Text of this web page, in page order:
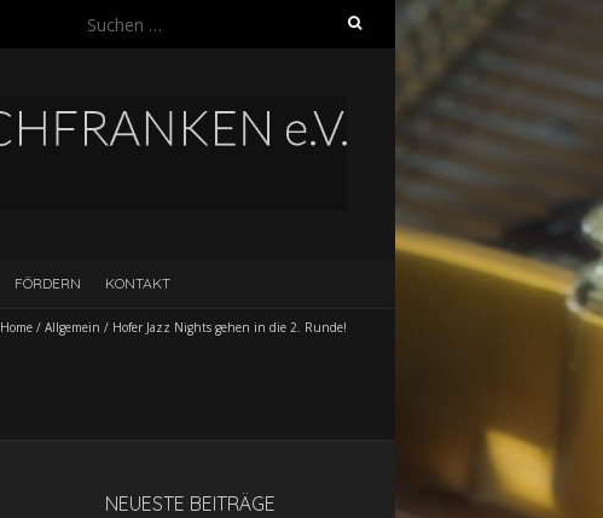
Suchen
FÖRDERN KONTAKT
Home / Allgemein / Hofer Jazz Nights gehen in die 2. Runde!
NEUESTE BEITRÄGE